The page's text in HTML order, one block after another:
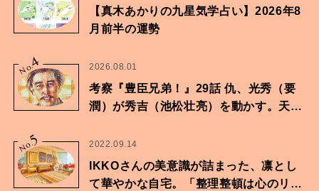
【真木あかりの九星気学占い】2026年8
月前半の運勢
No.
4 2026.08.01
考察『豊臣兄弟！』29話 仇、光秀（要
潤）が秀吉（池松壮亮）を動かす。天下
No.
5 2022.09.14
IKKOさんの美意識が詰まった、凛とし
て華やかな自宅。「整理整頓は心のリズ